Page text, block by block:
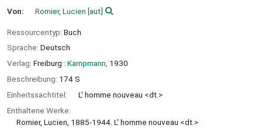
Von: Romier, Lucien [aut]
Ressourcentyp: Buch
Sprache: Deutsch
Verlag: Freiburg : Kampmann, 1930
Beschreibung: 174 S
Einheitssachtitel:
L' homme nouveau <dt.>
Enthaltene Werke:
Romier, Lucien, 1885-1944. L' homme nouveau <dt.>